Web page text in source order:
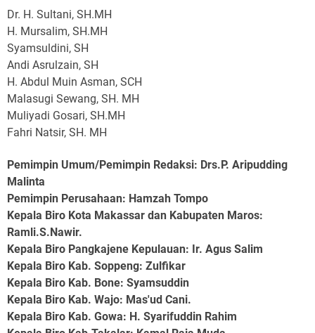
Dr. H. Sultani, SH.MH
H. Mursalim, SH.MH
Syamsuldini, SH
Andi Asrulzain, SH
H. Abdul Muin Asman, SCH
Malasugi Sewang, SH. MH
Muliyadi Gosari, SH.MH
Fahri Natsir, SH. MH
Pemimpin Umum/Pemimpin Redaksi: Drs.P. Aripudding
Malinta
Pemimpin Perusahaan: Hamzah Tompo
Kepala Biro Kota Makassar dan Kabupaten Maros:
Ramli.S.Nawir.
Kepala Biro Pangkajene Kepulauan: Ir. Agus Salim
Kepala Biro Kab. Soppeng: Zulfikar
Kepala Biro Kab. Bone: Syamsuddin
Kepala Biro Kab. Wajo: Mas'ud Cani.
Kepala Biro Kab. Gowa: H. Syarifuddin Rahim